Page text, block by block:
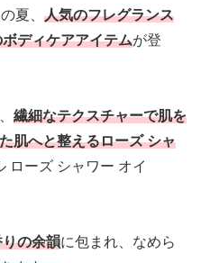
夏、 人気のフレグランス
ディケアアイテムが登
繊細なテクスチャーで肌を
肌へと整えるローズ シャ
ローズ シャワー オイ
の余韻に包まれ、なめら